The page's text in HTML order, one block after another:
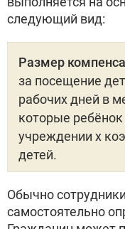
следующий вид:
Размер
за посещение
рабочих дней в
которые
учреждении х
детей.
Обычно
самостоятельно